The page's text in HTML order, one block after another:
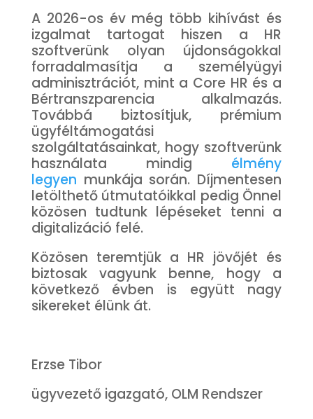
A 2026-os év még több kihívást és
izgalmat tartogat hiszen a HR
szoftverünk olyan újdonságokkal
forradalmasítja a személyügyi
adminisztrációt, mint a Core HR és a
Bértranszparencia alkalmazás.
Továbbá biztosítjuk, prémium
ügyféltámogatási
szolgáltatásainkat, hogy szoftverünk
használata mindig élmény
legyen munkája során. Díjmentesen
letölthető útmutatóikkal pedig Önnel
közösen tudtunk lépéseket tenni a
digitalizáció felé.
Közösen teremtjük a HR jövőjét és
biztosak vagyunk benne, hogy a
következő évben is együtt nagy
sikereket élünk át.
Erzse Tibor
ügyvezető igazgató, OLM Rendszer